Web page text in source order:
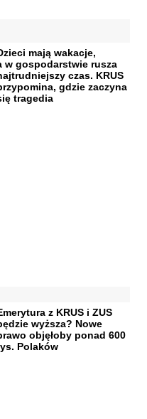
mają wakacje,
w gospodarstwie rusza
czas. KRUS
gdzie zaczyna
tragedia
z KRUS i ZUS
wyższa? Nowe
objęłoby ponad 600
Polaków